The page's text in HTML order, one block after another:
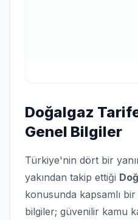
Doğalgaz
Genel Bilgiler
Türkiye'nin dört bir
yakından takip ettiği
konusunda kapsamlı
bilgiler; güvenilir kamu